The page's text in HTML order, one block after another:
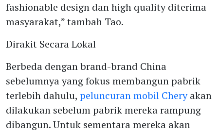
fashionable design dan high quality diterima
masyarakat,” tambah Tao.
Dirakit Secara Lokal
Berbeda dengan brand-brand China
sebelumnya yang fokus membangun pabrik
terlebih dahulu, peluncuran mobil Cheryakan
dilakukan sebelum pabrik mereka rampung
dibangun. Untuk sementara mereka akan